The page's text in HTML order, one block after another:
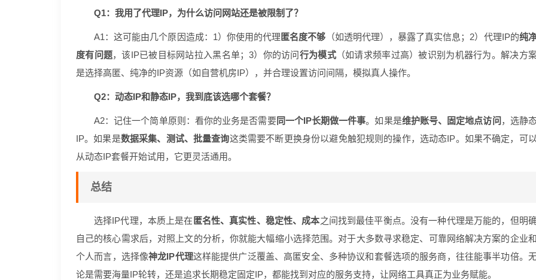
Q1：我用了代理IP，为什么访问网站还是被限制了？
A1：这可能由几个原因造成：1）你使用的代理 匿名度不够 （如透明代理），暴露了真实信息；2）代理IP的纯
度有问题，该IP已被目标网站拉入黑名单；3）你的访问行为模式（如请求频率过高）被识别为机器行为。解决方
是选择高匿、纯净的IP资源（如自营机房IP），并合理设置访问间隔，模拟真人操作。
Q2：动态IP和静态IP，我到底该选哪个套餐？
A2：记住一个简单原则：看你的业务是否需要同一个IP长期做一件事。如果是维护账号、固定地点访问 ，选静
IP。如果是数据采集、测试、批量查询这类需要不断更换身份以避免触犯规则的操作，选动态IP。如果不确定，可以
从动态IP套餐开始试用，它更灵活通用。
总结
选择IP代理，本质上是在 匿名性、真实性、稳定性、成本之间找到最佳平衡点。没有一种代理是万能的，但明确
自己的核心需求后，对照上文的分析，你就能大幅缩小选择范围。对于大多数寻求稳定、可靠网络解决方案的企业和
个人而言，选择像神龙IP代理这样能提供广泛覆盖、高匿安全、多种协议和套餐选项的服务商，往往能事半功倍。
论是需要海量IP轮转，还是追求长期稳定固定IP，都能找到对应的服务支持，让网络工具真正为业务赋能。